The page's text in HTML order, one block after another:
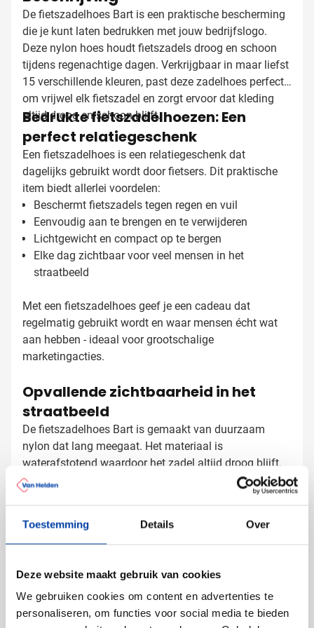
Toestemming Details Over
Deze website maakt gebruik van cookies
We gebruiken cookies om content en advertenties te
personaliseren, om functies voor social media te bieden
De fietszadelhoes Bart is een praktische bescherming
die je kunt laten bedrukken met jouw bedrijfslogo.
Deze nylon hoes houdt fietszadels droog en schoon
tijdens regenachtige dagen. Verkrijgbaar in maar liefst
15 verschillende kleuren, past deze zadelhoes perfect
om vrijwel elk fietszadel en zorgt ervoor dat kleding
altijd droog en schoon blijft.
Bedrukte fietszadelhoezen: Een
perfect relatiegeschenk
Een fietszadelhoes is een relatiegeschenk dat
dagelijks gebruikt wordt door fietsers. Dit praktische
item biedt allerlei voordelen:
Beschermt fietszadels tegen regen en vuil
Eenvoudig aan te brengen en te verwijderen
Lichtgewicht en compact op te bergen
Elke dag zichtbaar voor veel mensen in het
straatbeeld
Met een fietszadelhoes geef je een cadeau dat
regelmatig gebruikt wordt en waar mensen écht wat
aan hebben - ideaal voor grootschalige
marketingacties.
Opvallende zichtbaarheid in het
straatbeeld
De fietszadelhoes Bart is gemaakt van duurzaam
nylon dat lang meegaat. Het materiaal is
waterafstotend waardoor het zadel altijd droog blijft,
zelfs bij hevige regenbuien. Vergeet je ontvangers er
wel aan te herinneren de hoes te verwijderen voordat
Fietszadelhoezen laten bedrukken
Bij Van Helden Relatiegeschenken bedrukken we jouw
Met je bedrijfslogo in één kleur of full color
Met een tekst of slogan